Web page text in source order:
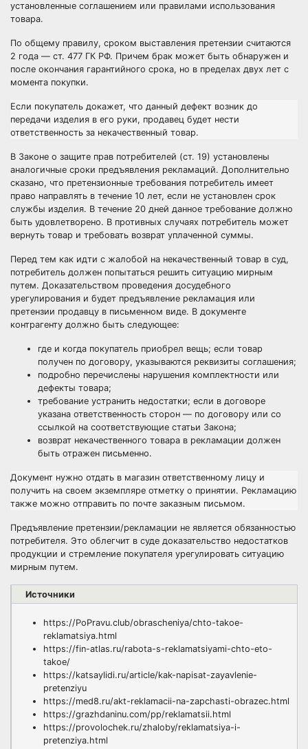
установленные соглашением или правилами использования
товара.
По общему правилу, сроком выставления претензии считаются
2 года — ст. 477 ГК РФ. Причем брак может быть обнаружен и
после окончания гарантийного срока, но в пределах двух лет с
момента покупки.
Если покупатель докажет, что данный дефект возник до
передачи изделия в его руки, продавец будет нести
ответственность за некачественный товар.
В Законе о защите прав потребителей (ст. 19) установлены
аналогичные сроки предъявления рекламаций. Дополнительно
сказано, что претензионные требования потребитель имеет
право направлять в течение 10 лет, если не установлен срок
службы изделия. В течение 20 дней данное требование должно
быть удовлетворено. В противных случаях потребитель может
вернуть товар и требовать возврат уплаченной суммы.
Перед тем как идти с жалобой на некачественный товар в суд,
потребитель должен попытаться решить ситуацию мирным
путем. Доказательством проведения досудебного
урегулирования и будет предъявление рекламация или
претензии продавцу в письменном виде. В документе
контрагенту должно быть следующее:
где и когда покупатель приобрел вещь; если товар
получен по договору, указываются реквизиты соглашения;
подробно перечислены нарушения комплектности или
дефекты товара;
требование устранить недостатки; если в договоре
указана ответственность сторон — по договору или со
ссылкой на соответствующие статьи Закона;
возврат некачественного товара в рекламации должен
быть отражен письменно.
Документ нужно отдать в магазин ответственному лицу и
получить на своем экземпляре отметку о принятии. Рекламацию
также можно отправить по почте заказным письмом.
Предъявление претензии/рекламации не является обязанностью
потребителя. Это облегчит в суде доказательство недостатков
продукции и стремление покупателя урегулировать ситуацию
мирным путем.
Источники
https://PoPravu.club/obrascheniya/chto-takoe-
reklamatsiya.html
https://fin-atlas.ru/rabota-s-reklamatsiyami-chto-eto-
takoe/
https://katsaylidi.ru/article/kak-napisat-zayavlenie-
pretenziyu
https://med8.ru/akt-reklamacii-na-zapchasti-obrazec.html
https://grazhdaninu.com/pp/reklamatsii.html
https://provolochek.ru/zhaloby/reklamatsiya-i-
pretenziya.html